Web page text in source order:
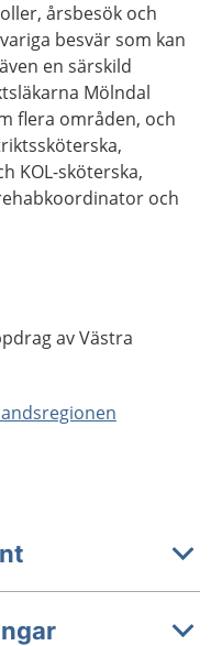
årsbesök och
besvär som kan
en särskild
Mölndal
flera områden, och
KOL-sköterska,
och
av Västra